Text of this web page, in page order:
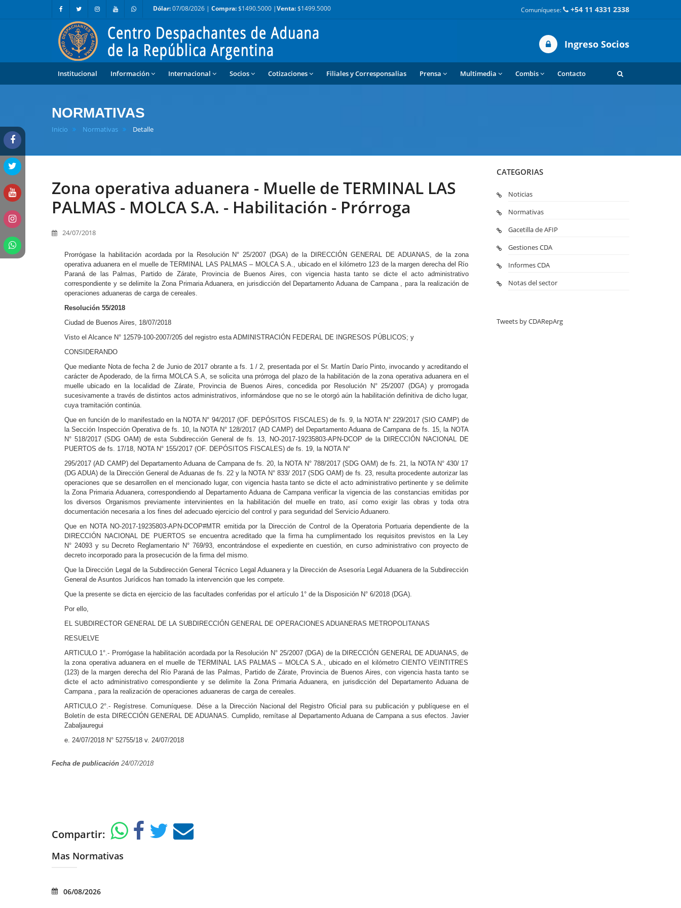
Dólar:07/08/2026 | Compra:$1490.5000 |Venta:$1499.5000 Comuníquese: +54 11 4331 2338
Ingreso Socios
Institucional Información Internacional Socios Cotizaciones Filiales y Corresponsalias Prensa Multimedia Combis Contacto
NORMATIVAS
Inicio Normativas Detalle
Zona operativa aduanera - Muelle de TERMINAL LAS
PALMAS - MOLCA S.A. - Habilitación - Prórroga
24/07/2018
Prorrógase la habilitación acordada por la Resolución N° 25/2007 (DGA) de la DIRECCIÓN GENERAL DE ADUANAS, de la zona
operativa aduanera en el muelle de TERMINAL LAS PALMAS – MOLCA S.A., ubicado en el kilómetro 123 de la margen derecha del Río
Paraná de las Palmas, Partido de Zárate, Provincia de Buenos Aires, con vigencia hasta tanto se dicte el acto administrativo
correspondiente y se delimite la Zona Primaria Aduanera, en jurisdicción del Departamento Aduana de Campana , para la realización de
operaciones aduaneras de carga de cereales.
Resolución 55/2018
Ciudad de Buenos Aires, 18/07/2018
Visto el Alcance N° 12579-100-2007/205 del registro esta ADMINISTRACIÓN FEDERAL DE INGRESOS PÚBLICOS; y
CONSIDERANDO
Que mediante Nota de fecha 2 de Junio de 2017 obrante a fs. 1 / 2, presentada por el Sr. Martín Darío Pinto, invocando y acreditando el
carácter de Apoderado, de la firma MOLCA S.A, se solicita una prórroga del plazo de la habilitación de la zona operativa aduanera en el
muelle ubicado en la localidad de Zárate, Provincia de Buenos Aires, concedida por Resolución N° 25/2007 (DGA) y prorrogada
sucesivamente a través de distintos actos administrativos, informándose que no se le otorgó aún la habilitación definitiva de dicho lugar,
cuya tramitación continúa.
Que en función de lo manifestado en la NOTA N° 94/2017 (OF. DEPÓSITOS FISCALES) de fs. 9, la NOTA N° 229/2017 (SIO CAMP) de
la Sección Inspección Operativa de fs. 10, la NOTA N° 128/2017 (AD CAMP) del Departamento Aduana de Campana de fs. 15, la NOTA
N° 518/2017 (SDG OAM) de esta Subdirección General de fs. 13, NO-2017-19235803-APN-DCOP de la DIRECCIÓN NACIONAL DE
PUERTOS de fs. 17/18, NOTA N° 155/2017 (OF. DEPÓSITOS FISCALES) de fs. 19, la NOTA N°
295/2017 (AD CAMP) del Departamento Aduana de Campana de fs. 20, la NOTA N° 788/2017 (SDG OAM) de fs. 21, la NOTA N° 430/ 17
(DG ADUA) de la Dirección General de Aduanas de fs. 22 y la NOTA N° 833/ 2017 (SDG OAM) de fs. 23, resulta procedente autorizar las
operaciones que se desarrollen en el mencionado lugar, con vigencia hasta tanto se dicte el acto administrativo pertinente y se delimite
la Zona Primaria Aduanera, correspondiendo al Departamento Aduana de Campana verificar la vigencia de las constancias emitidas por
los diversos Organismos previamente intervinientes en la habilitación del muelle en trato, así como exigir las obras y toda otra
documentación necesaria a los fines del adecuado ejercicio del control y para seguridad del Servicio Aduanero.
Que en NOTA NO-2017-19235803-APN-DCOP#MTR emitida por la Dirección de Control de la Operatoria Portuaria dependiente de la
DIRECCIÓN NACIONAL DE PUERTOS se encuentra acreditado que la firma ha cumplimentado los requisitos previstos en la Ley
N° 24093 y su Decreto Reglamentario N° 769/93, encontrándose el expediente en cuestión, en curso administrativo con proyecto de
decreto incorporado para la prosecución de la firma del mismo.
Que la Dirección Legal de la Subdirección General Técnico Legal Aduanera y la Dirección de Asesoría Legal Aduanera de la Subdirección
General de Asuntos Jurídicos han tomado la intervención que les compete.
Que la presente se dicta en ejercicio de las facultades conferidas por el artículo 1° de la Disposición N° 6/2018 (DGA).
Por ello,
EL SUBDIRECTOR GENERAL DE LA SUBDIRECCIÓN GENERAL DE OPERACIONES ADUANERAS METROPOLITANAS
RESUELVE
ARTICULO 1°.- Prorrógase la habilitación acordada por la Resolución N° 25/2007 (DGA) de la DIRECCIÓN GENERAL DE ADUANAS, de
la zona operativa aduanera en el muelle de TERMINAL LAS PALMAS – MOLCA S.A., ubicado en el kilómetro CIENTO VEINTITRES
(123) de la margen derecha del Río Paraná de las Palmas, Partido de Zárate, Provincia de Buenos Aires, con vigencia hasta tanto se
dicte el acto administrativo correspondiente y se delimite la Zona Primaria Aduanera, en jurisdicción del Departamento Aduana de
Campana , para la realización de operaciones aduaneras de carga de cereales.
ARTICULO 2°.- Regístrese. Comuníquese. Dése a la Dirección Nacional del Registro Oficial para su publicación y publíquese en el
Boletín de esta DIRECCIÓN GENERAL DE ADUANAS. Cumplido, remítase al Departamento Aduana de Campana a sus efectos. Javier
Zabaljauregui
e. 24/07/2018 N° 52755/18 v. 24/07/2018
Fecha de publicación 24/07/2018
Compartir:
Mas Normativas
06/08/2026
CATEGORIAS
Noticias
Normativas
Gacetilla de AFIP
Gestiones CDA
Informes CDA
Notas del sector
Tweets by CDARepArg